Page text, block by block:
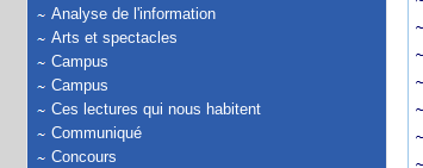
Analyse de l'information
Arts et spectacles
Campus
Campus
Ces lectures qui nous habitent
Communiqué
Concours